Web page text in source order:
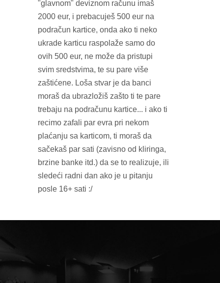
"glavnom" deviznom računu imaš
2000 eur, i prebacuješ 500 eur na
podračun kartice, onda ako ti neko
ukrade karticu raspolaže samo do
ovih 500 eur, ne može da pristupi
svim sredstvima, te su pare više
zaštićene. Loša stvar je da banci
moraš da ubrazložiš zašto ti te pare
trebaju na podračunu kartice... i ako ti
recimo zafali par evra pri nekom
plaćanju sa karticom, ti moraš da
sačekaš par sati (zavisno od kliringa,
brzine banke itd.) da se to realizuje, ili
sledeći radni dan ako je u pitanju
posle 16+ sati :/